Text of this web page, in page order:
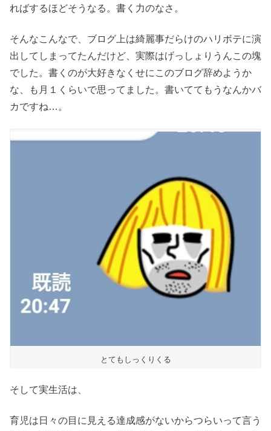
ればするほどそうなる。書く力のなさ。
そんなこんなで、ブログ上は綺麗事だらけのハリボテに演
出してしまってたんだけど、実際はげっしょりうんこの塊
でした。書くのが大好きなくせにこのブログ辞めようか
な、も月１くらいで思ってました。書いててもうなんかバ
カですね…。
とてもしっくりくる
そして実生活は、
育児は日々の目に見える達成感がないからつらいって言う